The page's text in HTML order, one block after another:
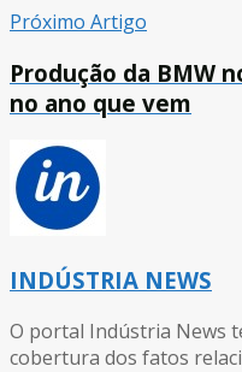
Próximo Artigo
Produção da BMW
no ano que vem
INDÚSTRIA NEWS
O portal Indústria News
cobertura dos fatos